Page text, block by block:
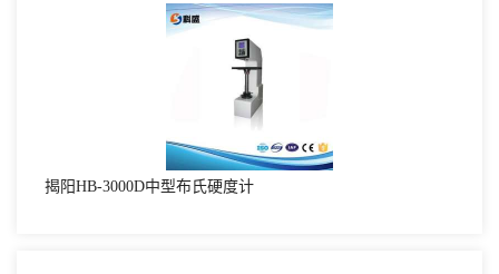
揭阳HB-3000D中型布氏硬度计